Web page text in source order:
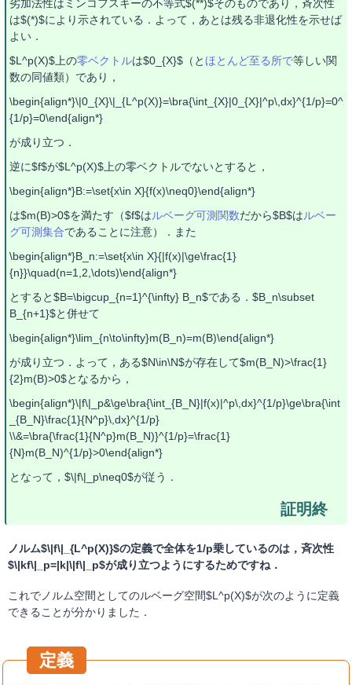
劣加法性はミンコフスキーの不等式$(**)$そのものであり，斉次性
は$(*)$により示されている．よって，あとは残る非退化性を示せば
よい．
$L^p(X)$上の零ベクトルは$0_{X}$（とほとんど至る所で等しい関
数の同値類）であり，
\begin{align*}\|0_{X}\|_{L^p(X)}=\bra{\int_{X}|0_{X}|^p\,dx}^{1/p}=0^
{1/p}=0\end{align*}
が成り立つ．
逆に$f$が$L^p(X)$上の零ベクトルでないとすると，
\begin{align*}B:=\set{x\in X}{f(x)\neq0}\end{align*}
は$m(B)>0$を満たす（$f$はルベーグ可測関数だから$B$はルベー
グ可測集合であることに注意）．また
\begin{align*}B_n:=\set{x\in X}{|f(x)|\ge\frac{1}
{n}}\quad(n=1,2,\dots)\end{align*}
とすると$B=\bigcup_{n=1}^{\infty} B_n$である．$B_n\subset
B_{n+1}$と併せて
\begin{align*}\lim_{n\to\infty}m(B_n)=m(B)\end{align*}
が成り立つ．よって，ある$N\in\N$が存在して$m(B_N)>\frac{1}
{2}m(B)>0$となるから，
\begin{align*}\|f\|_p&\ge\bra{\int_{B_N}|f(x)|^p\,dx}^{1/p}\ge\bra{\int
_{B_N}\frac{1}{N^p}\,dx}^{1/p}
\\&=\bra{\frac{1}{N^p}m(B_N)}^{1/p}=\frac{1}
{N}m(B_N)^{1/p}>0\end{align*}
となって，$\|f\|_p\neq0$が従う．
ノルム$\|f\|_{L^p(X)}$の定義で全体を1/p乗しているのは，斉次性
$\|kf\|_p=|k|\|f\|_p$が成り立つようにするためですね．
これでノルム空間としてのルベーグ空間$L^p(X)$が次のように定義
できることが分かりました．